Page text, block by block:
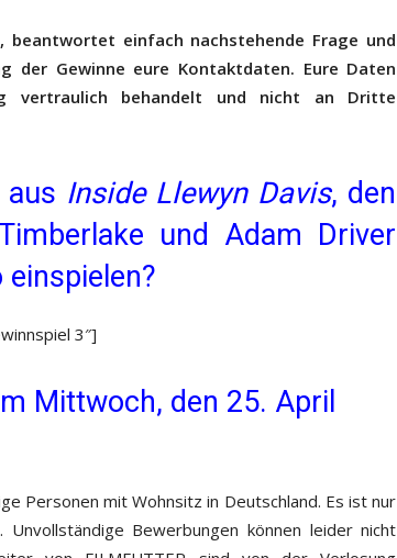
beantwortet einfach nachstehende Frage und
der Gewinne eure Kontaktdaten. Eure Daten
vertraulich behandelt und nicht an Dritte
aus Inside Llewyn Davis, den
und Adam Driver
3″]
Mittwoch, den 25. April
Personen mit Wohnsitz in Deutschland. Es ist nur
Bewerbungen können leider nicht